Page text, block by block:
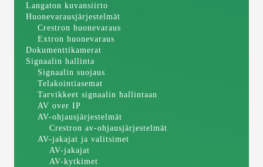
Langaton kuvansiirto
Huonevarausjärjestelmät
Crestron huonevaraus
Extron huonevaraus
Dokumenttikamerat
Signaalin hallinta
Signaalin suojaus
Telakointiasemat
Tarvikkeet signaalin hallintaan
AV over IP
AV-ohjausjärjestelmät
Crestron av-ohjausjärjestelmät
AV-jakajat ja valitsimet
AV-jakajat
AV-kytkimet